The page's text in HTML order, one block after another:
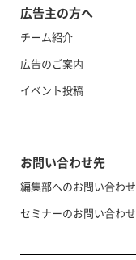
広告主の方へ
チーム紹介
広告のご案内
イベント投稿
お問い合わせ先
編集部へのお問い合わせ
セミナーのお問い合わせ